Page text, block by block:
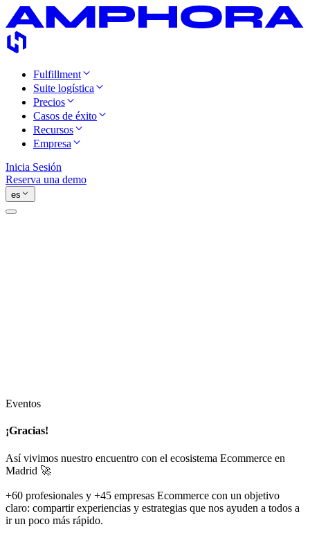
Fulfillment
Suite logística
Precios
Casos de éxito
Recursos
Empresa
Inicia Sesión
Reserva una demo
es
Eventos
¡Gracias!
Así vivimos nuestro encuentro con el ecosistema Ecommerce en
Madrid 🚀
+60 profesionales y +45 empresas Ecommerce con un objetivo
claro: compartir experiencias y estrategias que nos ayuden a todos a
ir un poco más rápido.